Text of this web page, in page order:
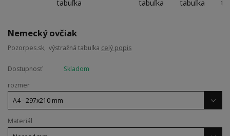
Nemecký ovčiak
Pozorpes.sk, výstražná tabuľka celý popis
Dostupnosť
Skladom
rozmer
Materiál